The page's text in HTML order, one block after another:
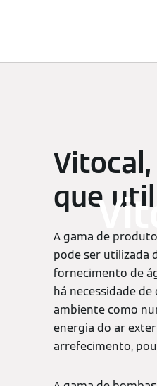
que
A gama de
pode ser utilizada
fornecimento de
há necessidade
ambiente como
energia do ar
arrefecimento,